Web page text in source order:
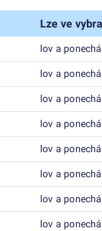
Lze ve
lov a
lov a
lov a
lov a
lov a
lov a
lov a
lov a